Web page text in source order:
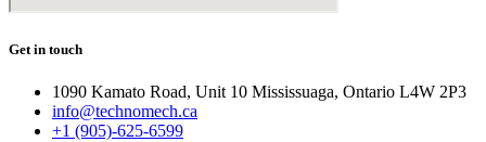
Get in touch
1090 Kamato Road, Unit 10 Mississuaga, Ontario L4W 2P3
info@technomech.ca
+1 (905)-625-6599